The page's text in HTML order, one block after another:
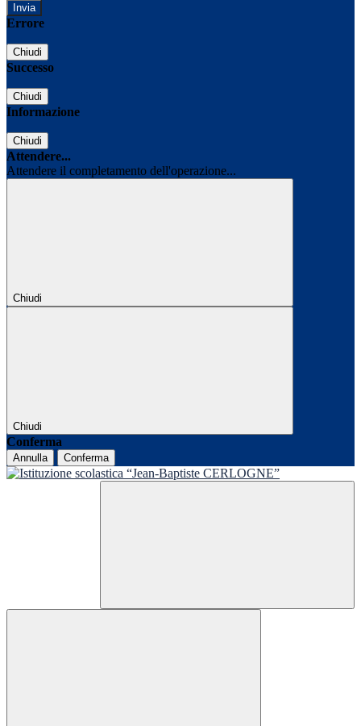
Errore
Chiudi
Successo
Chiudi
Informazione
Chiudi
Attendere...
Attendere il completamento dell'operazione...
Chiudi
Chiudi
Conferma
Annulla Conferma